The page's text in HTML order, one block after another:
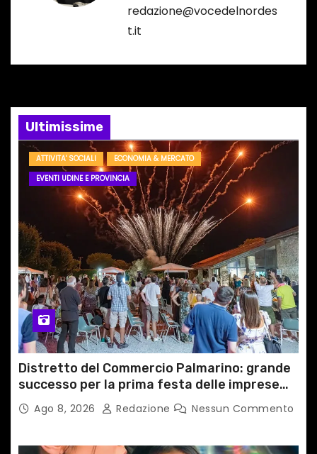
n
e
a
i
c
o
l
i
redazione@vocedelnordes
t.it
Ultimissime
ATTIVITA' SOCIALI
ECONOMIA & MERCATO
EVENTI UDINE E PROVINCIA
Distretto del Commercio Palmarino: grande
successo per la prima festa delle imprese
del territorio
Ago 8, 2026 Redazione Nessun Commento